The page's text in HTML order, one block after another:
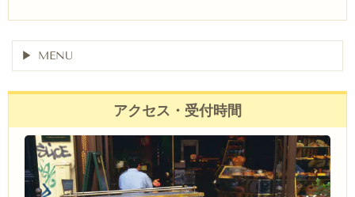
MENU
アクセス・受付時間